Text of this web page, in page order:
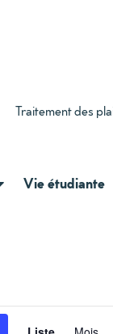
Traitement des
Vie étudiante